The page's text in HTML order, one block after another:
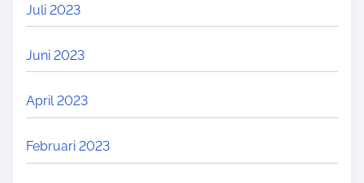
Juli 2023
Juni 2023
April 2023
Februari 2023